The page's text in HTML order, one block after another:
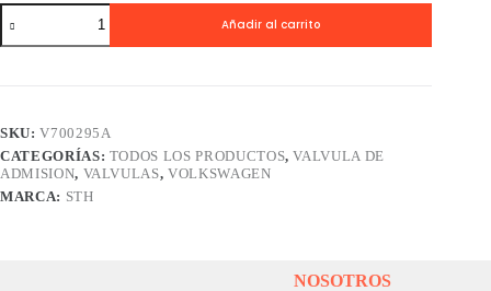
Valvulas
de
Admision
1.6
8V
STD
(99.2X34.5X5.97)
Añadir al carrito
SKU:V700295A
CATEGORÍAS: TODOS LOS PRODUCTOS,VALVULA DE
ADMISION, VALVULAS,VOLKSWAGEN
MARCA: STH
NOSOTROS